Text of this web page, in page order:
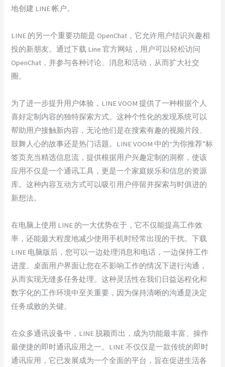
地创建 LINE 帐户。
LINE 的另一个重要功能是 OpenChat，它允许用户结识兴趣相
投的新朋友。通过下载 Line 官方网站，用户可以轻松访问
OpenChat，并参与各种讨论、消息和活动，从而扩大社交
圈。
为了进一步提升用户体验，LINE VOOM 提供了一种根据个人
喜好定制内容的独特探索方式。这种个性化的发现系统可以
帮助用户接触新内容，无论他们是在搜索有趣的视频片段、
鼓舞人心的故事还是热门话题。LINE VOOM 中的“为你推荐”标
签页充当精选信息流，提供根据用户兴趣定制的洞察，使该
应用不仅是一个通讯工具，更是一个家庭娱乐和信息的资源
库。这种内容互动方式可以吸引用户停留并探索与时俱进的
新想法。
在电脑上使用 LINE 的一大优势在于，它不仅能提高工作效
率，还能最大程度地减少使用手机时经常出现的干扰。下载
LINE 电脑版后，您可以一边处理消息和电话，一边保持工作
进度。桌面用户界面让您在不影响工作的情况下进行沟通，
从而实现无缝多任务处理。这种灵活性在我们日益远程化和
数字化的工作环境中至关重要，因为保持清晰的沟通是决定
任务成败的关键。
在众多通讯设备中，LINE 脱颖而出，成为功能最丰富、操作
最便捷的即时通讯应用之一。LINE 不仅仅是一款传统的即时
通讯应用，它已发展成为一个全面的平台，旨在促进生活各